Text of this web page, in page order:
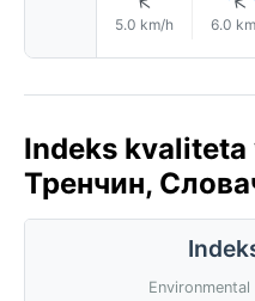
5.0 km/h 6.0
Indeks kvaliteta
Тренчин,